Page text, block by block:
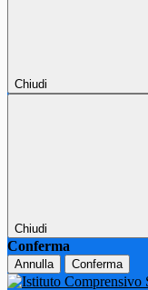
Chiudi
Chiudi
Conferma
Annulla Conferma